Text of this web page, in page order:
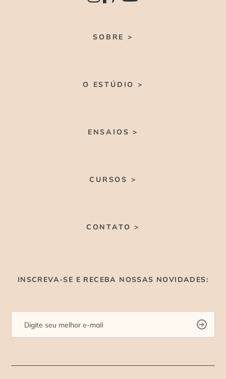
SOBRE >
O ESTÚDIO >
ENSAIOS >
CURSOS >
CONTATO >
INSCREVA-SE E RECEBA NOSSAS NOVIDADES: